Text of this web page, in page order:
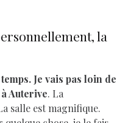
la
Je vais pas loin de
Auterive. La
salle est magnifique.